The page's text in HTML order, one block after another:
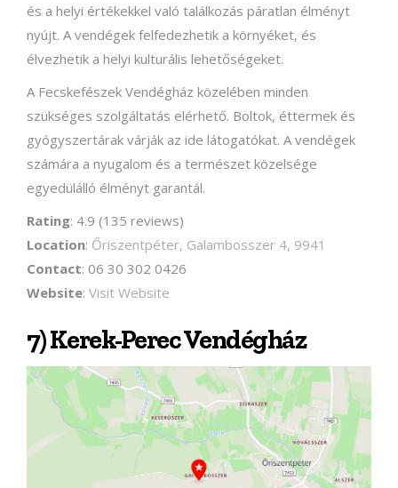
és a helyi értékekkel való találkozás páratlan élményt
nyújt. A vendégek felfedezhetik a környéket, és
élvezhetik a helyi kulturális lehetőségeket.
A Fecskefészek Vendégház közelében minden
szükséges szolgáltatás elérhető. Boltok, éttermek és
gyógyszertárak várják az ide látogatókat. A vendégek
számára a nyugalom és a természet közelsége
egyedülálló élményt garantál.
Rating: 4.9 (135 reviews)
Location: Őriszentpéter, Galambosszer 4, 9941
Contact: 06 30 302 0426
Website: Visit Website
7) Kerek-Perec Vendégház